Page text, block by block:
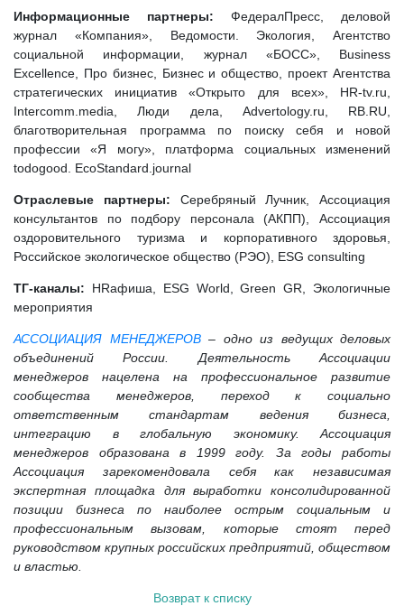
Информационные партнеры: ФедералПресс, деловой
журнал «Компания», Ведомости. Экология, Агентство
социальной информации, журнал «БОСС», Business
Excellence, Про бизнес, Бизнес и общество, проект Агентства
стратегических инициатив «Открыто для всех», HR-tv.ru,
Intercomm.media, Люди дела, Advertology.ru, RB.RU,
благотворительная программа по поиску себя и новой
профессии «Я могу», платформа социальных изменений
todogood. EcoStandard.journal
Отраслевые партнеры: Серебряный Лучник, Ассоциация
консультантов по подбору персонала (АКПП), Ассоциация
оздоровительного туризма и корпоративного здоровья,
Российское экологическое общество (РЭО), ESG consulting
ТГ-каналы: HRaфиша, ESG World, Green GR, Экологичные
мероприятия
АССОЦИАЦИЯ МЕНЕДЖЕРОВ – одно из ведущих деловых
объединений России. Деятельность Ассоциации
менеджеров нацелена на профессиональное развитие
сообщества менеджеров, переход к социально
ответственным стандартам ведения бизнеса,
интеграцию в глобальную экономику. Ассоциация
менеджеров образована в 1999 году. За годы работы
Ассоциация зарекомендовала себя как независимая
экспертная площадка для выработки консолидированной
позиции бизнеса по наиболее острым социальным и
профессиональным вызовам, которые стоят перед
руководством крупных российских предприятий, обществом
и властью.
Возврат к списку